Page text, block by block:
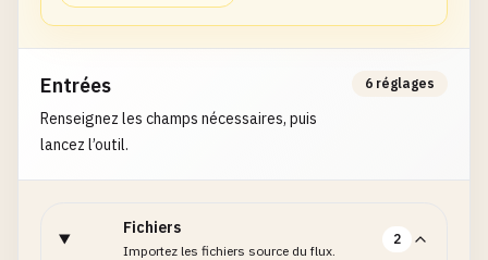
Entrées
Renseignez les champs nécessaires, puis
lancez l’outil.
6 réglages
Fichiers
Importez les fichiers source du flux.
2